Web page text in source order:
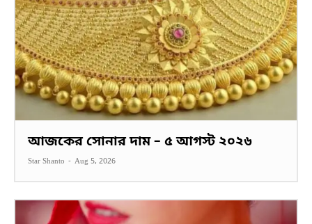
আজকের সোনার দাম – ৫ আগস্ট ২০২৬
Star Shanto - Aug 5, 2026